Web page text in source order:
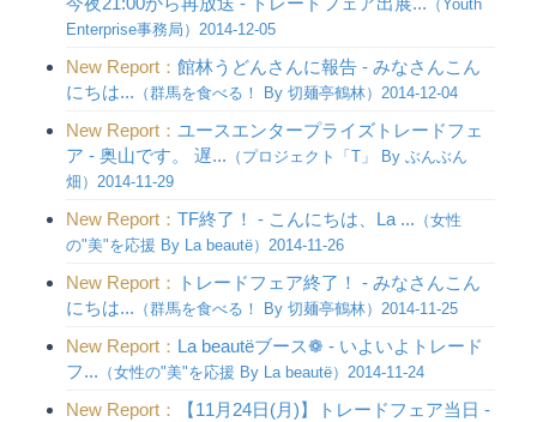
（Youth
Enterprise事務局）2014-12-05
New Report： 館林うどんさんに報告 - みなさんこん
にちは... （群馬を食べる！ By 切麺亭鶴林）2014-12-04
New Report： ユースエンタープライズトレードフェ
ア - 奥山です。 遅... （プロジェクト「T」 By ぶんぶん
畑）2014-11-29
New Report： TF終了！ - こんにちは、La ... （女性
の"美"を応援 By La beautë）2014-11-26
New Report：
トレードフェア終了！ - みなさんこん
にちは... （群馬を食べる！ By 切麺亭鶴林）2014-11-25
New Report： La beautёブース❁ - いよいよトレード
フ... （女性の"美"を応援 By La beautë）2014-11-24
New Report：
【11月24日(月)】トレードフェア当日 -